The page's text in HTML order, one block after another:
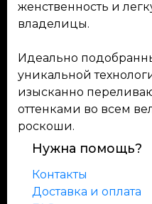
женственность и
владелицы.
Идеально
уникальной
изысканно
оттенками во всем
роскоши.
Нужна помощь?
Контакты
Доставка и оплата